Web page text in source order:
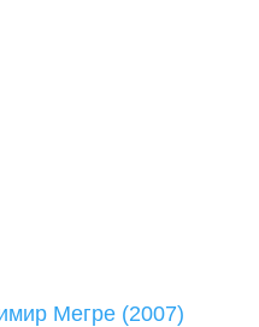
Мегре (2007)